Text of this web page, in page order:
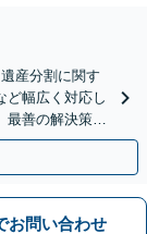
産分割に関す
ど幅広く対応し
最善の解決策を
さい。
お問い合わせ